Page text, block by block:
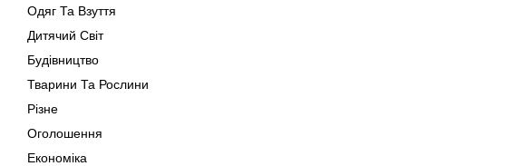
Одяг Та Взуття
Дитячий Світ
Будівництво
Тварини Та Рослини
Різне
Оголошення
Економіка